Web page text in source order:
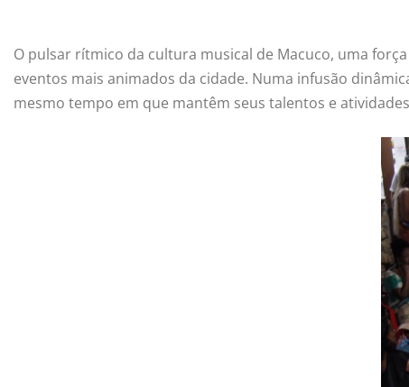
O pulsar rítmico da cultura musical de Macuco, uma
eventos mais animados da cidade. Numa infusão
mesmo tempo em que mantêm seus talentos e